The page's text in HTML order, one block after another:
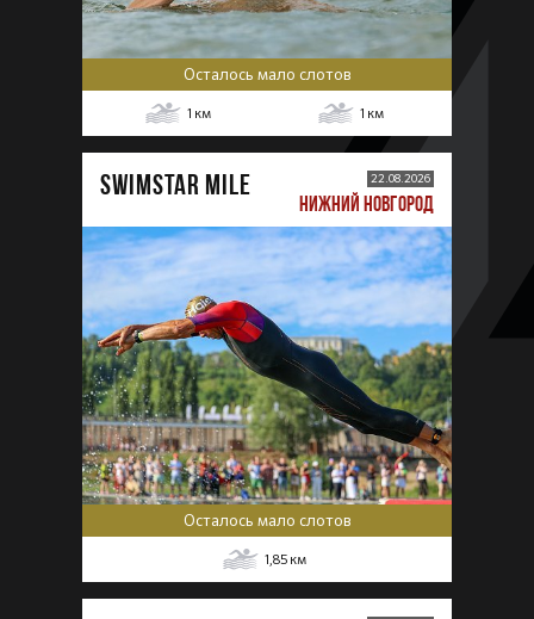
Осталось мало слотов
1 км 1 км
SWIMSTAR MILE 22.08.2026
НИЖНИЙ НОВГОРОД
Осталось мало слотов
1,85 км